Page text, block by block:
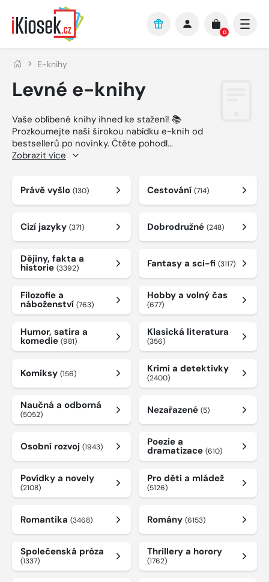
Přejít na hlavní obsah
0
E-knihy
Levné e-knihy
Vaše oblíbené knihy ihned ke stažení! 📚
Prozkoumejte naši širokou nabídku e-knih od
bestsellerů po novinky. Čtěte pohodl...
Zobrazit více
Právě vyšlo (130) Cestování (714)
Cizí jazyky (371) Dobrodružné (248)
Dějiny, fakta a
historie (3392) Fantasy a sci-fi (3117)
Filozofie a
náboženství (763)
Hobby a volný čas
(677)
Humor, satira a
komedie (981)
Klasická literatura
(356)
Komiksy (156) Krimi a detektivky
(2400)
Naučná a odborná
(5052) Nezařazené (5)
Osobní rozvoj (1943) Poezie a
dramatizace (610)
Povídky a novely
(2108)
Pro děti a mládež
(5126)
Romantika (3468) Romány (6153)
Společenská próza
(1337)
Thrillery a horory
(1762)